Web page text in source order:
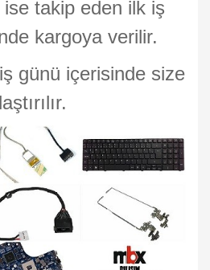
takip eden ilk iş
kargoya verilir.
günü içerisinde size